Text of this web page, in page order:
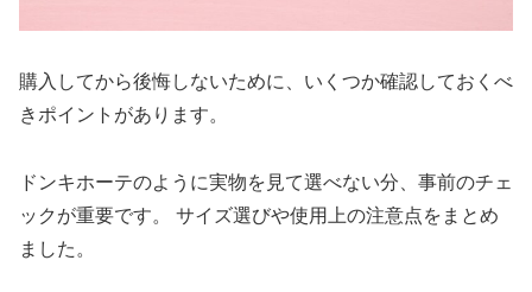
購入してから後悔しないために、いくつか確認しておくべ
きポイントがあります。
ドンキホーテのように実物を見て選べない分、事前のチェ
ックが重要です。 サイズ選びや使用上の注意点をまとめ
ました。